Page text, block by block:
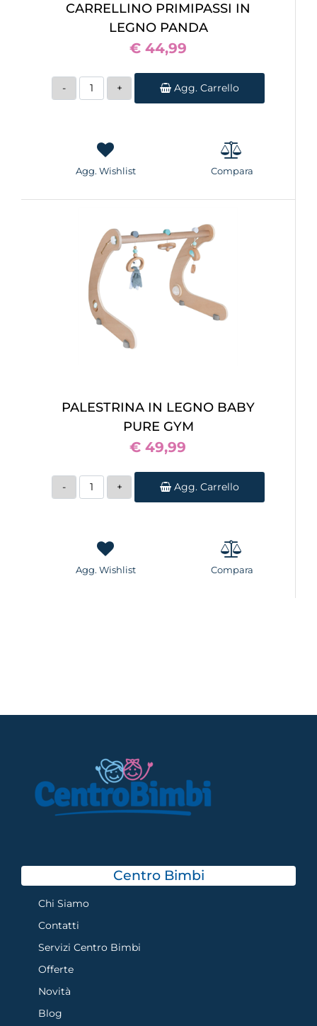
CARRELLINO PRIMIPASSI IN
LEGNO PANDA
€ 44,99
Quantità
Agg. Carrello
Agg. Wishlist Compara
PALESTRINA IN LEGNO BABY
PURE GYM
€ 49,99
Quantità
Agg. Carrello
Agg. Wishlist Compara
Centro Bimbi
Chi Siamo
Contatti
Servizi Centro Bimbi
Offerte
Novità
Blog